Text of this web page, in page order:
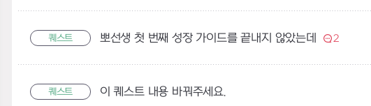
퀘스트 뽀선생 첫 번째 성장 가이드를 끝내지 않았는데 2
퀘스트 이 퀘스트 내용 바꿔주세요.